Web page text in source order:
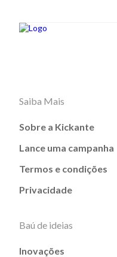
Saiba Mais
Sobre a Kickante
Lance uma campanha
Termos e condições
Privacidade
Baú de ideias
Inovações